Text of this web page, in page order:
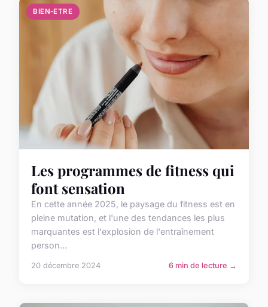
BIEN-ETRE
Les programmes de fitness qui
font sensation
En cette année 2025, le paysage du fitness est en
pleine mutation, et l'une des tendances les plus
marquantes est l'explosion de l'entraînement
person...
20 décembre 2024 6 min de lecture →